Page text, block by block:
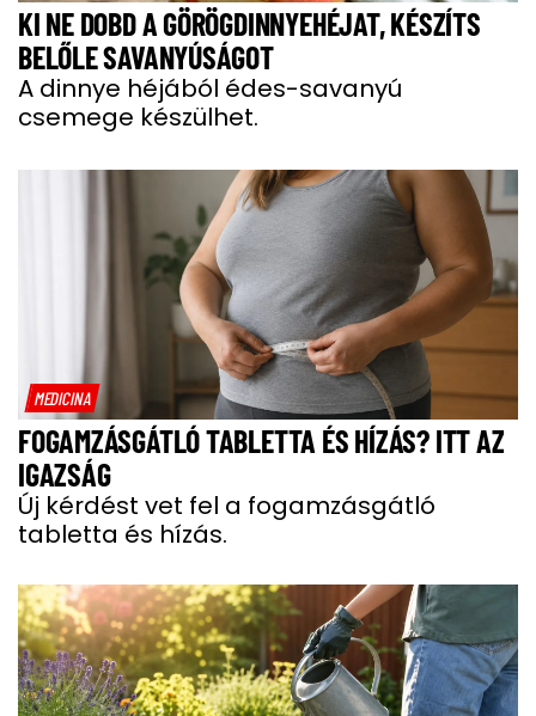
KI NE DOBD A GÖRÖGDINNYEHÉJAT, KÉSZÍTS
BELŐLE SAVANYÚSÁGOT
A dinnye héjából édes-savanyú
csemege készülhet.
MEDICINA
FOGAMZÁSGÁTLÓ TABLETTA ÉS HÍZÁS? ITT AZ
IGAZSÁG
Új kérdést vet fel a fogamzásgátló
tabletta és hízás.